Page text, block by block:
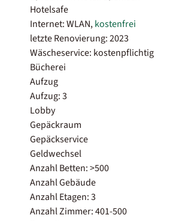
Hotelsafe
Internet: WLAN,kostenfrei
letzte Renovierung: 2023
Wäscheservice: kostenpflichtig
Bücherei
Aufzug
Aufzug: 3
Lobby
Gepäckraum
Gepäckservice
Geldwechsel
Anzahl Betten: >500
Anzahl Gebäude
Anzahl Etagen: 3
Anzahl Zimmer: 401-500